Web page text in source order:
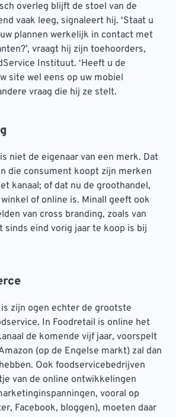
overleg blijft de stoel van de
vaak leeg, signaleert hij. ‘Staat u
plannen werkelijk in contact met
vraagt hij zijn toehoorders,
Instituut. ‘Heeft u de
site wel eens op uw mobiel
vraag die hij ze stelt.
niet de eigenaar van een merk. Dat
die consument koopt zijn merken
kanaal; of dat nu de groothandel,
of online is. Minall geeft ook
van cross branding, zoals van
sinds eind vorig jaar te koop is bij
zijn ogen echter de grootste
In Foodretail is online het
de komende vijf jaar, voorspelt
(op de Engelse markt) zal dan
Ook foodservicebedrijven
van de online ontwikkelingen
vooral op
Facebook, bloggen), moeten daar